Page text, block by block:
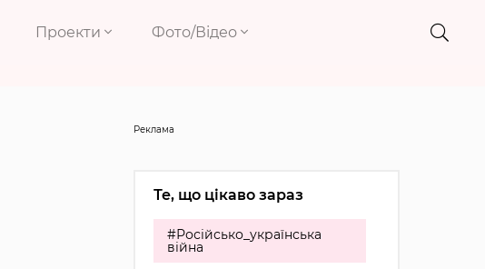
Проекти Фото/Відео
Реклама
Те, що цікаво зараз
#Російсько_українська
війна